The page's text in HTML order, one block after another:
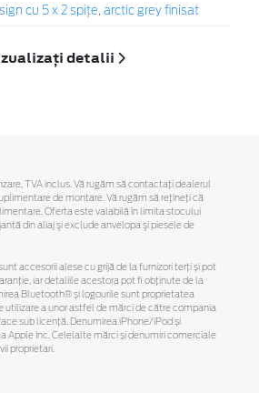
cu 5 x 2 spiţe, arctic grey finisat
detalii
TVA inclus. Vă rugăm să contactaţi dealerul
de montare. Vă rugăm să reţineţi că
Oferta este valabilă în limita stocului
din aliaj şi exclude anvelopa şi piesele de
accesorii alese cu grijă de la furnizori terți și pot
iar detaliile acestora pot fi obținute de la
Bluetooth® și logourile sunt proprietatea
utilizare a unor astfel de mărci de către compania
sub licență. Denumirea iPhone/iPod și
Apple Inc. Celelalte mărci și denumiri comerciale
proprietari.